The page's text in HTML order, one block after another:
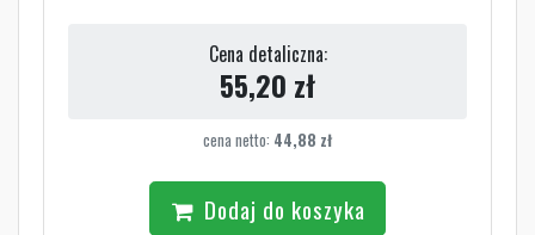
Cena detaliczna:
55,20 zł
cena netto: 44,88 zł
Dodaj do koszyka